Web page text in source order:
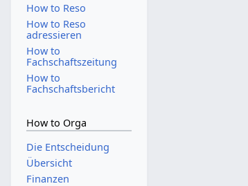
How to Reso
How to Reso
adressieren
How to
Fachschaftszeitung
How to
Fachschaftsbericht
How to Orga
Die Entscheidung
Übersicht
Finanzen